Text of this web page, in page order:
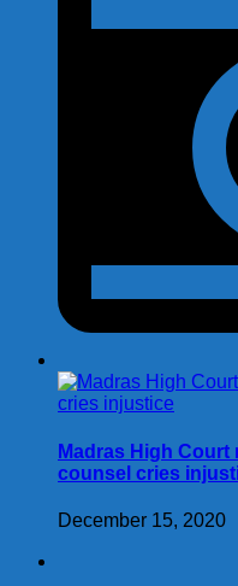
Madras High
counsel cries
December 15, 2020